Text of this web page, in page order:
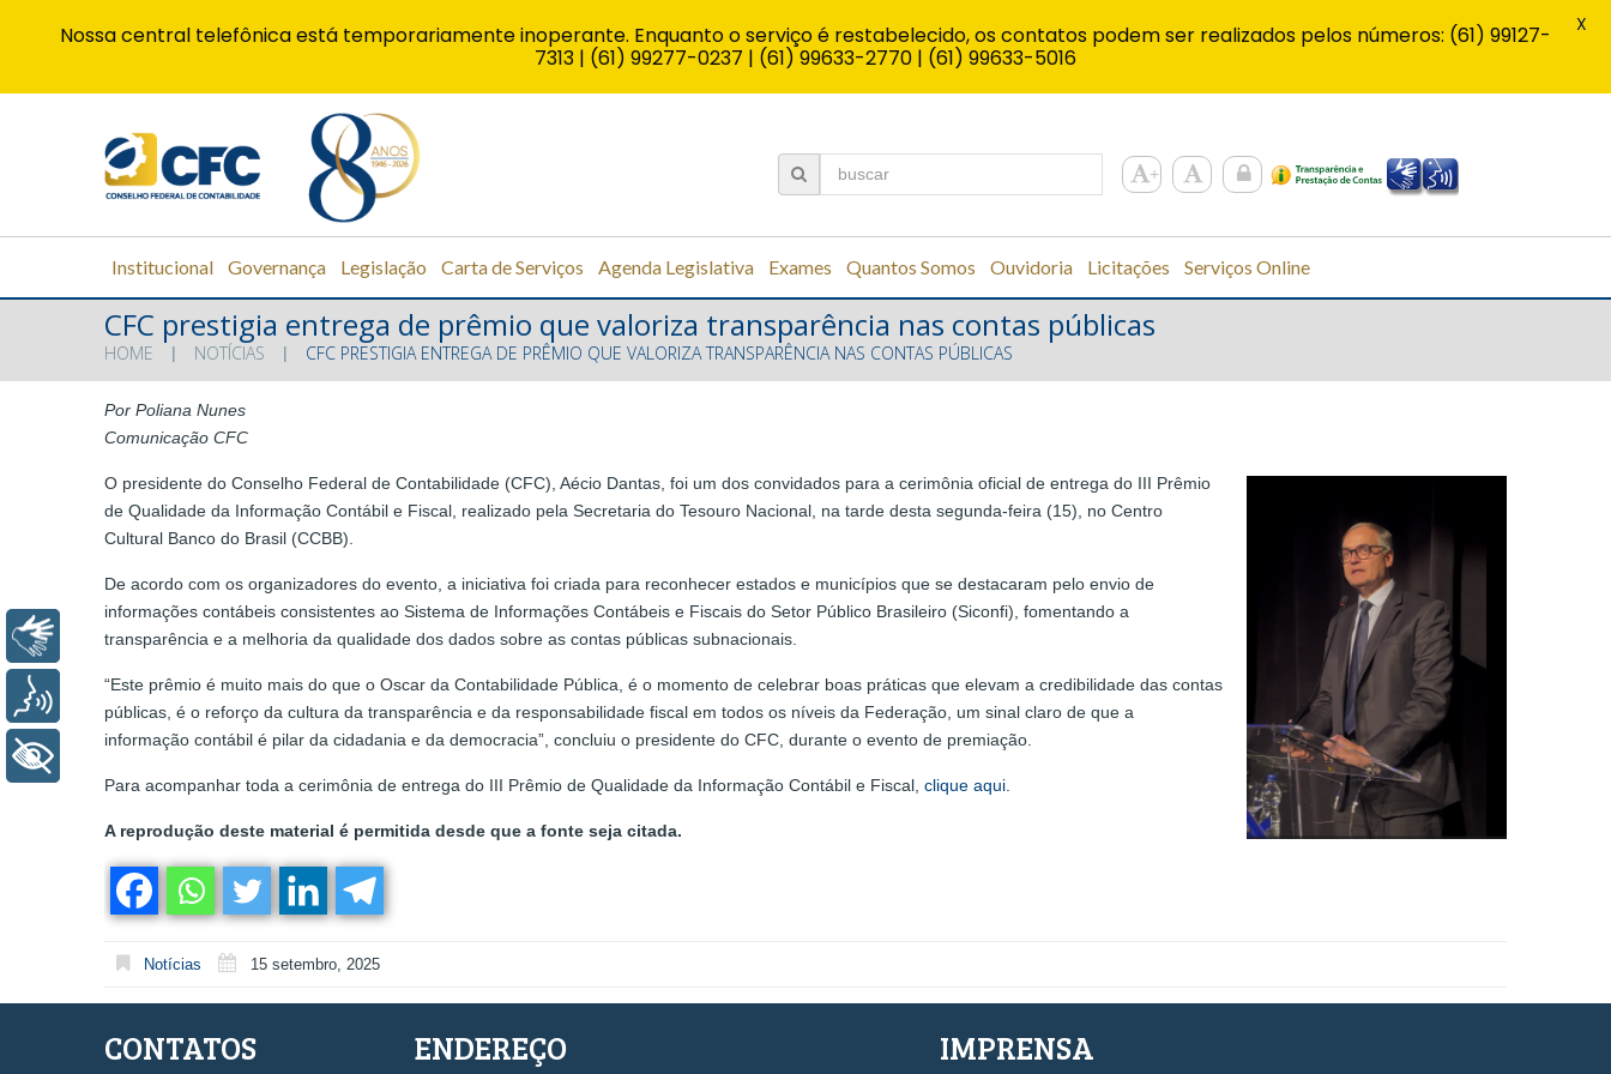
Institucional Governança Legislação Carta de Serviços Agenda Legislativa Exames Quantos Somos Ouvidoria Licitações Serviços Online
CFC prestigia entrega de prêmio que valoriza transparência nas contas públicas
HOME NOTÍCIAS CFC PRESTIGIA ENTREGA DE PRÊMIO QUE VALORIZA TRANSPARÊNCIA NAS CONTAS PÚBLICAS
Por Poliana Nunes
Comunicação CFC
O presidente do Conselho Federal de Contabilidade (CFC), Aécio Dantas, foi um dos convidados para a cerimônia oficial de entrega do III Prêmio
de Qualidade da Informação Contábil e Fiscal, realizado pela Secretaria do Tesouro Nacional, na tarde desta segunda-feira (15), no Centro
Cultural Banco do Brasil (CCBB).
De acordo com os organizadores do evento, a iniciativa foi criada para reconhecer estados e municípios que se destacaram pelo envio de
informações contábeis consistentes ao Sistema de Informações Contábeis e Fiscais do Setor Público Brasileiro (Siconfi), fomentando a
transparência e a melhoria da qualidade dos dados sobre as contas públicas subnacionais.
“Este prêmio é muito mais do que o Oscar da Contabilidade Pública, é o momento de celebrar boas práticas que elevam a credibilidade das contas
públicas, é o reforço da cultura da transparência e da responsabilidade fiscal em todos os níveis da Federação, um sinal claro de que a
informação contábil é pilar da cidadania e da democracia”, concluiu o presidente do CFC, durante o evento de premiação.
Para acompanhar toda a cerimônia de entrega do III Prêmio de Qualidade da Informação Contábil e Fiscal, clique aqui.
A reprodução deste material é permitida desde que a fonte seja citada.
Notícias 15 setembro, 2025
CONTATOS ENDEREÇO IMPRENSA
Nossa central telefônica está temporariamente inoperante. Enquanto o serviço é restabelecido, os contatos podem ser realizados pelos números: (61) 99127-
7313 | (61) 99277-0237 | (61) 99633-2770 | (61) 99633-5016
X
Libras
+ Acessibilidade